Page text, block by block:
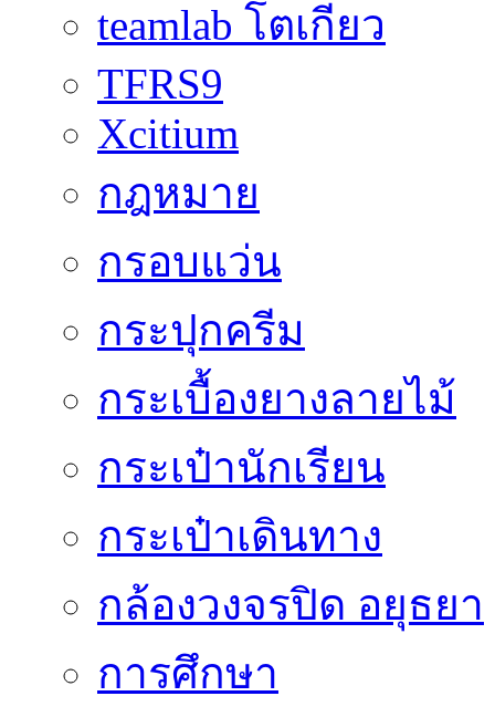
teamlab โตเกียว
TFRS9
Xcitium
กฎหมาย
กรอบแว่น
กระปุกครีม
กระเบื้องยางลายไม้
กระเป๋านักเรียน
กระเป๋าเดินทาง
กล้องวงจรปิด อยุธยา
การศึกษา